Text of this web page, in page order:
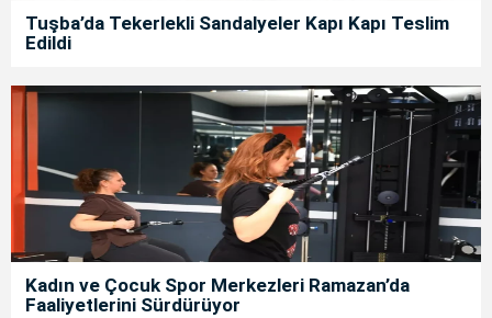
Tuşba’da Tekerlekli Sandalyeler Kapı Kapı Teslim
Edildi
Kadın ve Çocuk Spor Merkezleri Ramazan’da
Faaliyetlerini Sürdürüyor